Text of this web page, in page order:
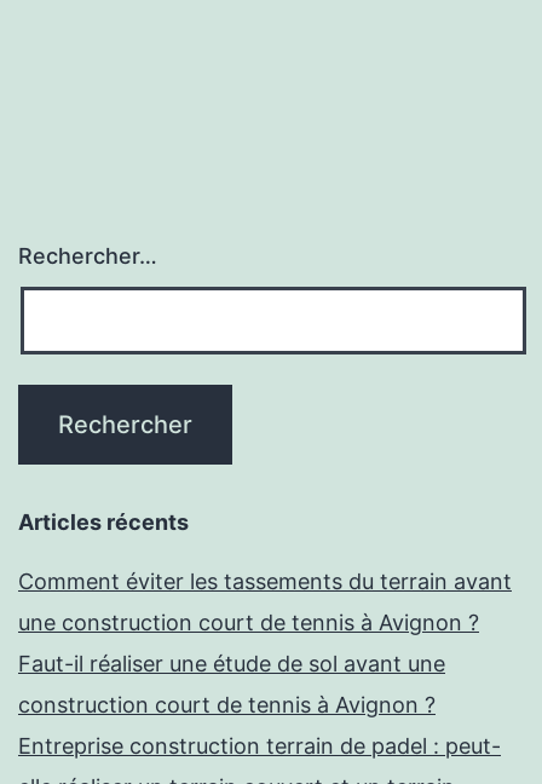
EN
Rechercher…
Articles récents
Comment éviter les tassements du terrain avant
une construction court de tennis à Avignon ?
Faut-il réaliser une étude de sol avant une
construction court de tennis à Avignon ?
Entreprise construction terrain de padel : peut-